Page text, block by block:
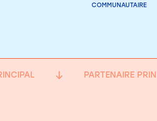
COMMUNAUTAIRE
PARTENAIRE